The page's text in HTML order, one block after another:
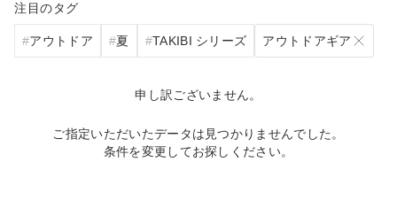
注目のタグ
アウトドア 夏 TAKIBI シリーズ アウトドアギア
申し訳ございません。
ご指定いただいたデータは見つかりませんでした。
条件を変更してお探しください。